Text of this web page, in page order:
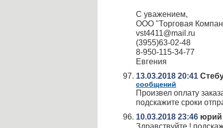
С уважением,
ООО "Торговая
vst4411@mail.ru
(3955)63-02-48
8-950-115-34-77
Евгения
13.03.2018 20:41
сообщений
Произвел оплату
подскажите сроки
10.03.2018 23:46 юрий
Здравствуйте !